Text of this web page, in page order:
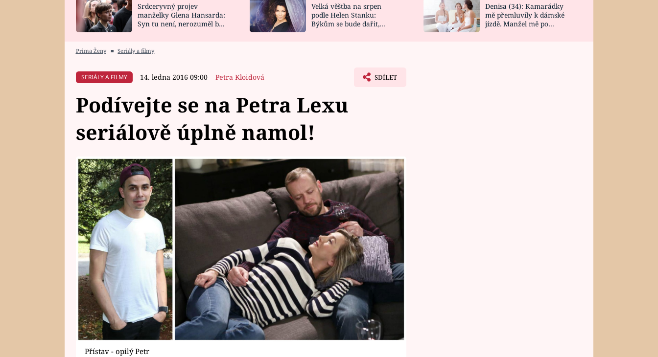
HOROSKOP NA
CELEBRITY
VAŘENÍ
NOVINKY
VIDEORECEPTY
DESIGN
Srdceryvný projev
manželky Glena Hansarda:
Syn tu není, nerozuměl by
Velká věštba na srpen
podle Helen Stanku:
Býkům se bude dařit,
Denisa (34): Kamarádky
mě přemluvily k dámské
jízdě. Manžel mě po
Prima Ženy ■ Seriály a filmy
SERIÁLY A FILMY 14. ledna 2016 09:00 Petra Kloidová SDÍLET
Podívejte se na Petra Lexu
seriálově úplně namol!
Přístav - opilý Petr